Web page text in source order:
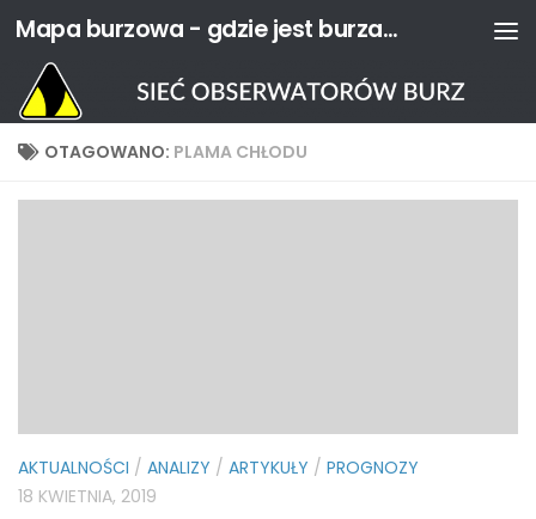
Przejdź do treści Mapa burzowa - gdzie jest burza? | Sieć Obserwatorów Burz
OTAGOWANO: PLAMA CHŁODU
AKTUALNOŚCI / ANALIZY / ARTYKUŁY / PROGNOZY
18 KWIETNIA, 2019